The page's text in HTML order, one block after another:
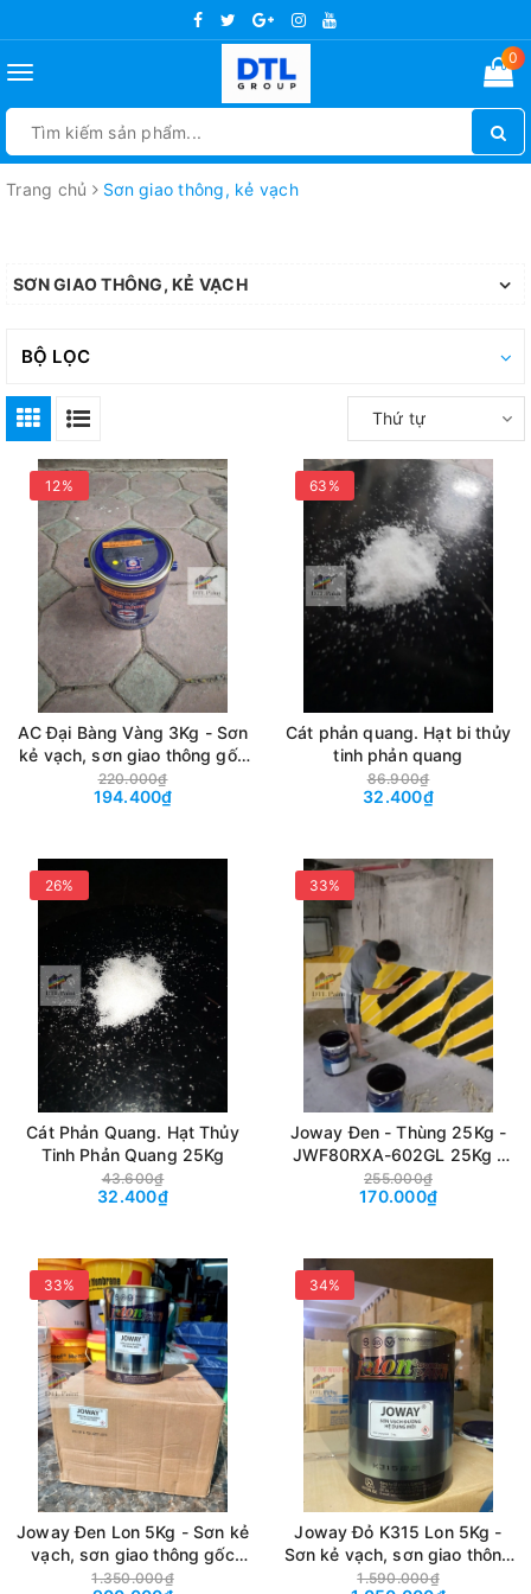
Toggle
0
Trang chủ Sơn giao thông, kẻ vạch
SƠN GIAO THÔNG, KẺ VẠCH
BỘ LỌC
Thứ tự
12%
AC Đại Bàng Vàng 3Kg - Sơn
kẻ vạch, sơn giao thông gốc
Acrylic mau khô màu Vàng
220.000₫
194.400₫
63%
Cát phản quang. Hạt bi thủy
tinh phản quang
86.900₫
32.400₫
26%
Cát Phản Quang. Hạt Thủy
Tinh Phản Quang 25Kg
43.600₫
32.400₫
33%
Joway Đen - Thùng 25Kg -
JWF80RXA-602GL 25Kg -
Sơn kẻ vạch, sơn giao thông
gốc Acrylic mau khô màu
255.000₫
170.000₫
33%
Joway Đen Lon 5Kg - Sơn kẻ
vạch, sơn giao thông gốc
Acrylic mau khô màu Đen
1.350.000₫
34%
Joway Đỏ K315 Lon 5Kg -
Sơn kẻ vạch, sơn giao thông
gốc Acrylic mau khô màu Đỏ
1.590.000₫